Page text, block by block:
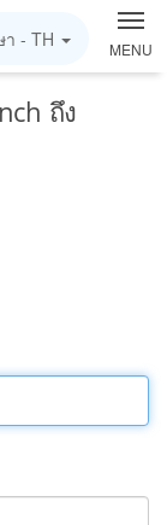
MENU
า - TH
ถึง